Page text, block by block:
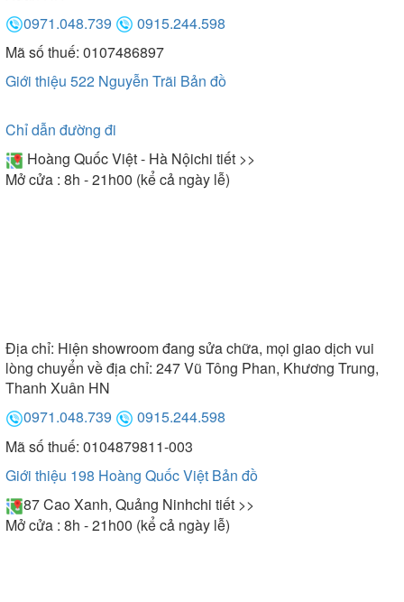
0971.048.739
0915.244.598
Mã số thuế: 0107486897
Giới thiệu 522 Nguyễn Trãi Bản đồ
Chỉ dẫn đường đi
Hoàng Quốc Việt - Hà Nộichi tiết >>
Mở cửa : 8h - 21h00 (kể cả ngày lễ)
Địa chỉ: Hiện showroom đang sửa chữa, mọi giao dịch vui
lòng chuyển về địa chỉ: 247 Vũ Tông Phan, Khương Trung,
Thanh Xuân HN
0971.048.739
0915.244.598
Mã số thuế: 0104879811-003
Giới thiệu 198 Hoàng Quốc Việt Bản đồ
87 Cao Xanh, Quảng Ninhchi tiết >>
Mở cửa : 8h - 21h00 (kể cả ngày lễ)